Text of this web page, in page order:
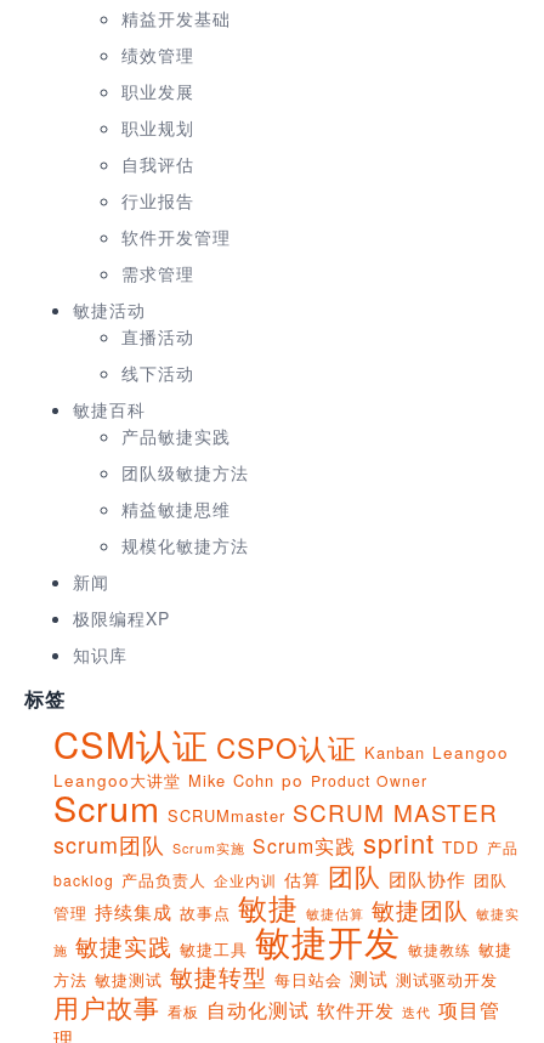
精益开发基础
绩效管理
职业发展
职业规划
自我评估
行业报告
软件开发管理
需求管理
敏捷活动
直播活动
线下活动
敏捷百科
产品敏捷实践
团队级敏捷方法
精益敏捷思维
规模化敏捷方法
新闻
极限编程XP
知识库
标签
CSM认证 CSPO认证 Kanban Leangoo
Leangoo大讲堂 Mike Cohn po Product Owner
Scrum SCRUMmaster SCRUM MASTER
scrum团队 Scrum实施 Scrum实践 sprint TDD 产品
backlog 产品负责人 企业内训 估算 团队 团队协作 团队
管理 持续集成 故事点 敏捷 敏捷估算 敏捷团队 敏捷实
施 敏捷实践 敏捷工具 敏捷开发 敏捷教练 敏捷
方法 敏捷测试 敏捷转型 每日站会 测试 测试驱动开发
用户故事 看板 自动化测试 软件开发 迭代 项目管